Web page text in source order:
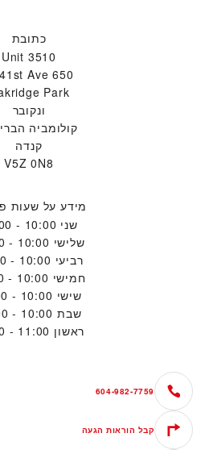
כתובת
Unit 3510
650 W 41st Ave
Park
ונקובר
קולומביה
קנדה
V5Z 0N8
מידע על שעות
שני 10:00 - 19:00
שלישי 10:00 - 19:00
רביעי 10:00 - 19:00
חמישי 10:00 - 19:00
שישי 10:00 - 19:00
שבת 10:00 - 19:00
ראשון 11:00 - 19:00
604-982-7759
קבל הוראות הגעה